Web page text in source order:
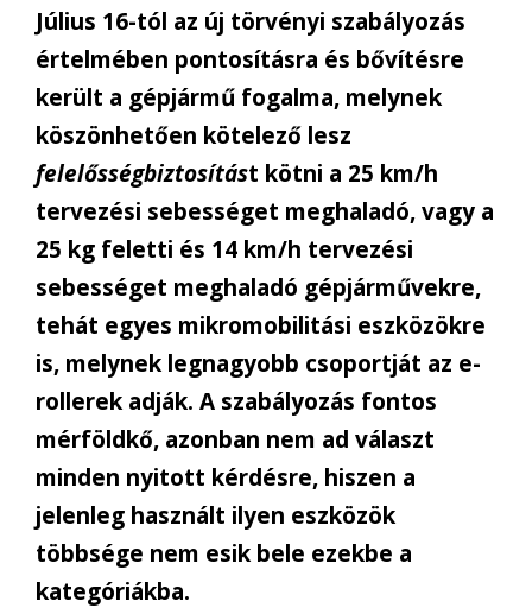
Július 16-tól az új törvényi szabályozás
értelmében pontosításra és bővítésre
került a gépjármű fogalma, melynek
köszönhetően kötelező lesz
felelősségbiztosítást kötni a 25 km/h
tervezési sebességet meghaladó, vagy a
25 kg feletti és 14 km/h tervezési
sebességet meghaladó gépjárművekre,
tehát egyes mikromobilitási eszközökre
is, melynek legnagyobb csoportját az e-
rollerek adják. A szabályozás fontos
mérföldkő, azonban nem ad választ
minden nyitott kérdésre, hiszen a
jelenleg használt ilyen eszközök
többsége nem esik bele ezekbe a
kategóriákba.